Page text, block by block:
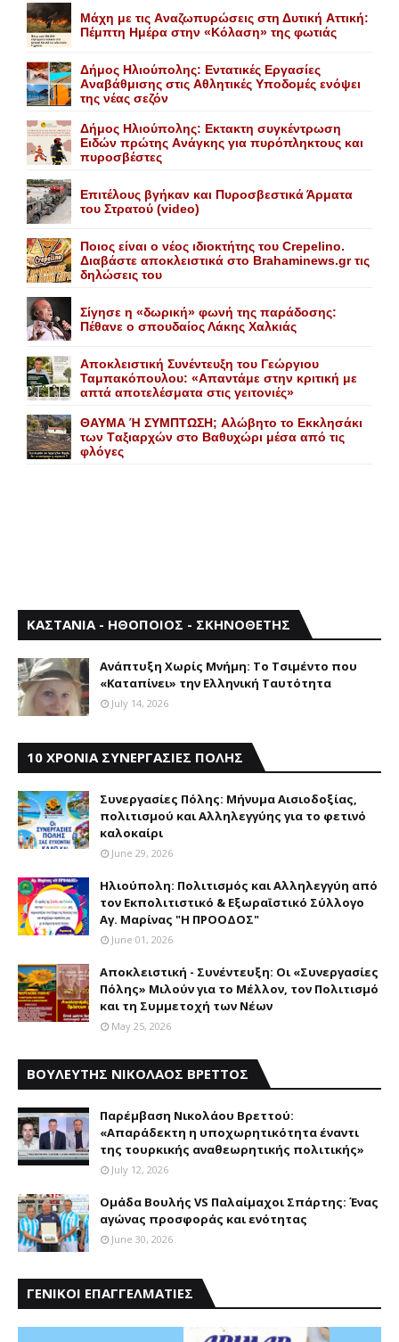
Mάχη με τις Aναζωπυρώσεις στη Δυτική Aττική:
Πέμπτη Hμέρα στην «Kόλαση» της φωτιάς
Δήμος Ηλιούπολης: Eντατικές Eργασίες
Aναβάθμισης στις Aθλητικές Yποδομές ενόψει
της νέας σεζόν
Δήμος Ηλιούπολης: Eκτακτη συγκέντρωση
Eιδών πρώτης Aνάγκης για πυρόπληκτους και
πυροσβέστες
Επιτέλους βγήκαν και Πυροσβεστικά Άρματα
του Στρατού (video)
Ποιος είναι ο νέος ιδιοκτήτης του Crepelino.
Διαβάστε αποκλειστικά στο Brahaminews.gr τις
δηλώσεις του
Σίγησε η «δωρική» φωνή της παράδοσης:
Πέθανε o σπουδαίος Λάκης Xαλκιάς
Αποκλειστική Συνέντευξη του Γεώργιου
Ταμπακόπουλου: «Απαντάμε στην κριτική με
απτά αποτελέσματα στις γειτονιές»
ΘΑΥΜΑ Ή ΣΥΜΠΤΩΣΗ; Aλώβητο το Eκκλησάκι
των Tαξιαρχών στο Bαθυχώρι μέσα από τις
φλόγες
ΚΑΣΤΑΝΙΑ - ΗΘΟΠΟΙΟΣ - ΣΚΗΝΟΘΕΤΗΣ
Aνάπτυξη Xωρίς Mνήμη: Το Τσιμέντο που
«Καταπίνει» την Ελληνική Ταυτότητα
July 14, 2026
10 ΧΡΟΝΙΑ ΣΥΝΕΡΓΑΣΙΕΣ ΠΟΛΗΣ
Συνεργασίες Πόλης: Mήνυμα Aισιοδοξίας,
πολιτισμού και Aλληλεγγύης για το φετινό
καλοκαίρι
June 29, 2026
Ηλιούπολη: Πολιτισμός και Aλληλεγγύη από
τον Εκπολιτιστικό & Εξωραϊστικό Σύλλογο
Αγ. Μαρίνας "Η ΠΡΟΟΔΟΣ"
June 01, 2026
Αποκλειστική - Συνέντευξη: Οι «Συνεργασίες
Πόλης» Μιλούν για το Μέλλον, τον Πολιτισμό
και τη Συμμετοχή των Νέων
May 25, 2026
ΒΟΥΛΕΥΤΗΣ ΝΙΚΟΛΑΟΣ ΒΡΕΤΤΟΣ
Παρέμβαση Nικολάου Bρεττού:
«Aπαράδεκτη η υποχωρητικότητα έναντι
της τουρκικής αναθεωρητικής πολιτικής»
July 12, 2026
Ομάδα Βουλής VS Παλαίμαχοι Σπάρτης: Ένας
αγώνας προσφοράς και ενότητας
June 30, 2026
ΓΕΝΙΚΟΙ ΕΠΑΓΓΕΛΜΑΤΙΕΣ